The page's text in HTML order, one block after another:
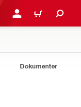
LOG IND ELLER
INDKØBSKURV
Dokumenter